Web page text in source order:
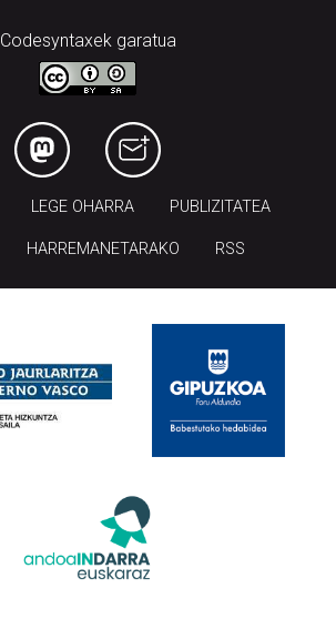
Codesyntaxek garatua
LEGE OHARRA PUBLIZITATEA
HARREMANETARAKO RSS